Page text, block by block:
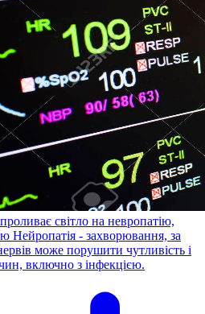
світло на невропатію,
Нейропатія - захворювання, за
може порушити чутливість і
включно з інфекцією.